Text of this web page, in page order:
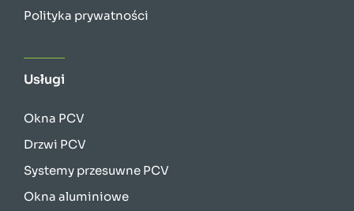
Polityka prywatności
Usługi
Okna PCV
Drzwi PCV
Systemy przesuwne PCV
Okna aluminiowe